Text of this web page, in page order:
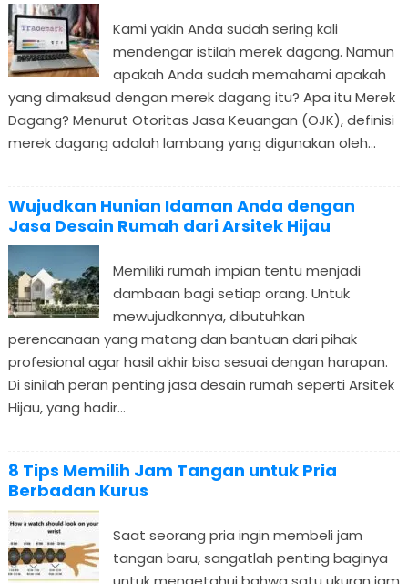
Kami yakin Anda sudah sering kali
mendengar istilah merek dagang. Namun
apakah Anda sudah memahami apakah
yang dimaksud dengan merek dagang itu? Apa itu Merek
Dagang? Menurut Otoritas Jasa Keuangan (OJK), definisi
merek dagang adalah lambang yang digunakan oleh...
Wujudkan Hunian Idaman Anda dengan
Jasa Desain Rumah dari Arsitek Hijau
Memiliki rumah impian tentu menjadi
dambaan bagi setiap orang. Untuk
mewujudkannya, dibutuhkan
perencanaan yang matang dan bantuan dari pihak
profesional agar hasil akhir bisa sesuai dengan harapan.
Di sinilah peran penting jasa desain rumah seperti Arsitek
Hijau, yang hadir...
8 Tips Memilih Jam Tangan untuk Pria
Berbadan Kurus
Saat seorang pria ingin membeli jam
tangan baru, sangatlah penting baginya